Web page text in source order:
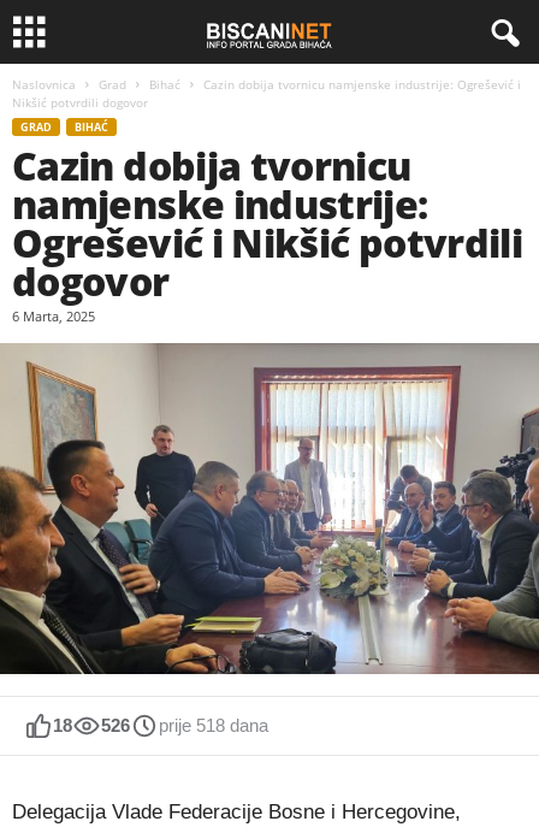
Naslovnica Grad Bihać
Cazin dobija tvornicu namjenske industrije: Ogrešević i
Nikšić potvrdili dogovor
GRAD BIHAĆ
Cazin dobija tvornicu
namjenske industrije:
Ogrešević i Nikšić potvrdili
dogovor
6 Marta, 2025
18 526 prije 518 dana
Delegacija Vlade Federacije Bosne i Hercegovine,